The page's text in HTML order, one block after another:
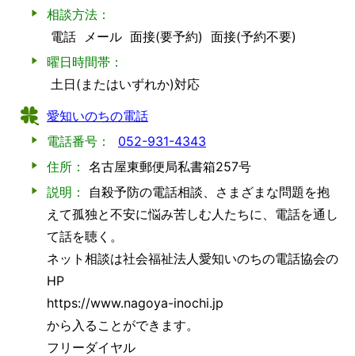
相談方法：
電話
メール 面接(要予約) 面接(予約不要)
曜日時間帯：
土日(またはいずれか)対応
愛知いのちの電話
電話番号：
052-931-4343
住所： 名古屋東郵便局私書箱257号
説明：
自殺予防の電話相談、さまざまな問題を抱
えて孤独と不安に悩み苦しむ人たちに、電話を通し
て話を聴く。
ネット相談は社会福祉法人愛知いのちの電話協会の
HP
https://www.nagoya-inochi.jp
から入ることができます。
フリーダイヤル